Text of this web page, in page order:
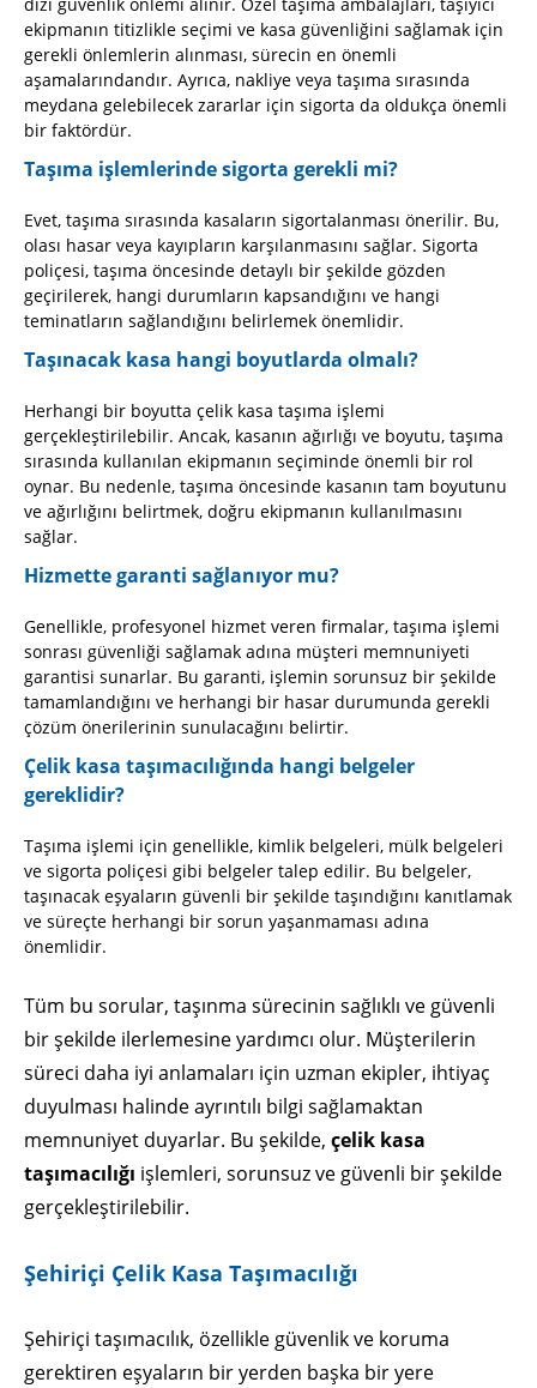
dizi güvenlik önlemi alınır. Özel taşıma ambalajları, taşıyıcı
ekipmanın titizlikle seçimi ve kasa güvenliğini sağlamak için
gerekli önlemlerin alınması, sürecin en önemli
aşamalarındandır. Ayrıca, nakliye veya taşıma sırasında
meydana gelebilecek zararlar için sigorta da oldukça önemli
bir faktördür.
Taşıma işlemlerinde sigorta gerekli mi?
Evet, taşıma sırasında kasaların sigortalanması önerilir. Bu,
olası hasar veya kayıpların karşılanmasını sağlar. Sigorta
poliçesi, taşıma öncesinde detaylı bir şekilde gözden
geçirilerek, hangi durumların kapsandığını ve hangi
teminatların sağlandığını belirlemek önemlidir.
Taşınacak kasa hangi boyutlarda olmalı?
Herhangi bir boyutta çelik kasa taşıma işlemi
gerçekleştirilebilir. Ancak, kasanın ağırlığı ve boyutu, taşıma
sırasında kullanılan ekipmanın seçiminde önemli bir rol
oynar. Bu nedenle, taşıma öncesinde kasanın tam boyutunu
ve ağırlığını belirtmek, doğru ekipmanın kullanılmasını
sağlar.
Hizmette garanti sağlanıyor mu?
Genellikle, profesyonel hizmet veren firmalar, taşıma işlemi
sonrası güvenliği sağlamak adına müşteri memnuniyeti
garantisi sunarlar. Bu garanti, işlemin sorunsuz bir şekilde
tamamlandığını ve herhangi bir hasar durumunda gerekli
çözüm önerilerinin sunulacağını belirtir.
Çelik kasa taşımacılığında hangi belgeler
gereklidir?
Taşıma işlemi için genellikle, kimlik belgeleri, mülk belgeleri
ve sigorta poliçesi gibi belgeler talep edilir. Bu belgeler,
taşınacak eşyaların güvenli bir şekilde taşındığını kanıtlamak
ve süreçte herhangi bir sorun yaşanmaması adına
önemlidir.
Tüm bu sorular, taşınma sürecinin sağlıklı ve güvenli
bir şekilde ilerlemesine yardımcı olur. Müşterilerin
süreci daha iyi anlamaları için uzman ekipler, ihtiyaç
duyulması halinde ayrıntılı bilgi sağlamaktan
memnuniyet duyarlar. Bu şekilde, çelik kasa
taşımacılığı işlemleri, sorunsuz ve güvenli bir şekilde
gerçekleştirilebilir.
Şehiriçi Çelik Kasa Taşımacılığı
Şehiriçi taşımacılık, özellikle güvenlik ve koruma
gerektiren eşyaların bir yerden başka bir yere